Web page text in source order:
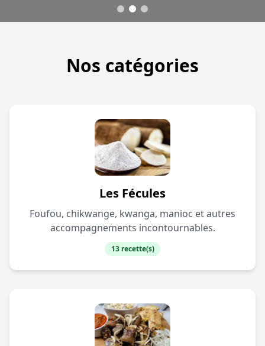
Nos catégories
Les Fécules
Foufou, chikwange, kwanga, manioc et autres
accompagnements incontournables.
13 recette(s)